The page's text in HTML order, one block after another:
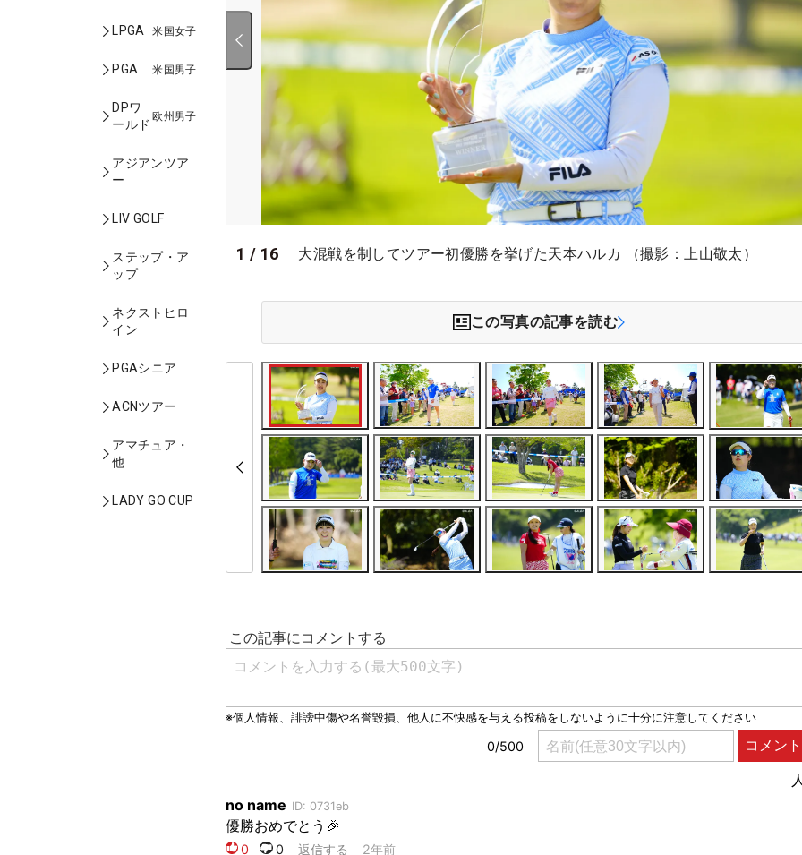
LPGA 米国女子
PGA 米国男子
DPワ
ールド
欧州男子
アジアンツア
ー
LIV GOLF
ステップ・ア
ップ
ネクストヒロ
イン
PGAシニア
ACNツアー
アマチュア・
他
LADY GO CUP
1 / 16 大混戦を制してツアー初優勝を挙げた天本ハルカ （撮影：上山敬太）
この写真の記事を読む